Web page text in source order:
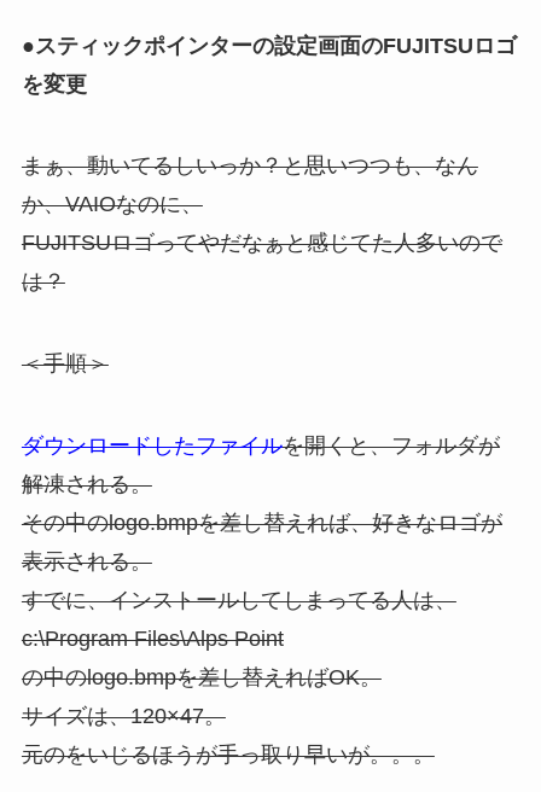
●スティックポインターの設定画面のFUJITSUロゴ
を変更
まぁ、動いてるしいっか？と思いつつも、なん
か、VAIOなのに、
FUJITSUロゴってやだなぁと感じてた人多いので
は？
＜手順＞
ダウンロードしたファイルを開くと、フォルダが
解凍される。
その中のlogo.bmpを差し替えれば、好きなロゴが
表示される。
すでに、インストールしてしまってる人は、
c:\Program Files\Alps Point
の中のlogo.bmpを差し替えればOK。
サイズは、120×47。
元のをいじるほうが手っ取り早いが。。。